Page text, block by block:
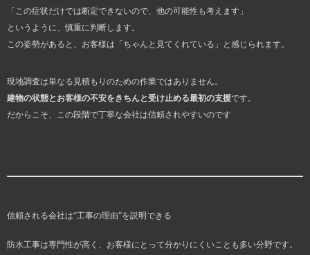
「この症状だけでは断定できないので、他の可能性も考えます」
というように、慎重に判断します。
この姿勢があると、お客様は「ちゃんと見てくれている」と感じられます。
現地調査は単なる見積もりのための作業ではありません。
建物の状態とお客様の不安をきちんと受け止める最初の支援です。
だからこそ、この段階で丁寧な会社は信頼されやすいのです
信頼される会社は“工事の理由”を説明できる
防水工事は専門性が高く、お客様にとって分かりにくいことも多い分野です。